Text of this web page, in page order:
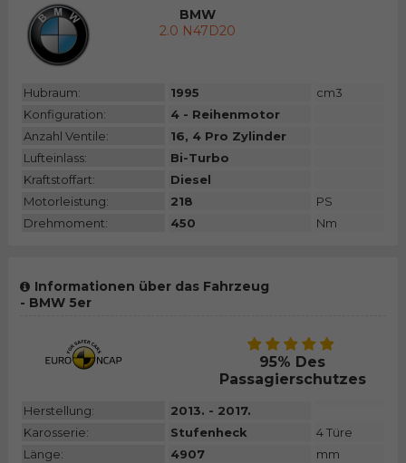
BMW
2.0 N47D20
Hubraum: 1995
cm3
Konfiguration:
4 - Reihenmotor
Anzahl Ventile:
16, 4 Pro Zylinder
Lufteinlass:
Bi-Turbo
Kraftstoffart:
Diesel
Motorleistung:
218
PS
Drehmoment:
450 Nm
Informationen über das Fahrzeug
- BMW 5er
95% Des
Passagierschutzes
Herstellung:
2013. - 2017.
Karosserie:
Stufenheck
4 Türe
Länge:
4907
mm